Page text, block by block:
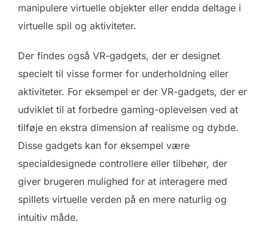
manipulere virtuelle objekter eller endda deltage i
virtuelle spil og aktiviteter.
Der findes også VR-gadgets, der er designet
specielt til visse former for underholdning eller
aktiviteter. For eksempel er der VR-gadgets, der er
udviklet til at forbedre gaming-oplevelsen ved at
tilføje en ekstra dimension af realisme og dybde.
Disse gadgets kan for eksempel være
specialdesignede controllere eller tilbehør, der
giver brugeren mulighed for at interagere med
spillets virtuelle verden på en mere naturlig og
intuitiv måde.